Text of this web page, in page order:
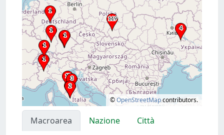
©OpenStreetMapcontributors.
Macroarea Nazione
Città